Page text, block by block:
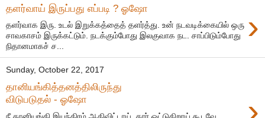
தளர்வாய் இருப்பது எப்படி ? ஓஷோ ›
தளர்வாக இரு. உடல் இறுக்கத்தைத் தளர்த்து. உன் நடவடிக்கையில் ஒரு
சாவகாசம் இருக்கட்டும். நடக்கும்போது இலகுவாக நட. சாப்பிடும்போது
நிதானமாகச் ச...
Sunday, October 22, 2017
தானியங்கித்தனத்திலிருந்து
விடுபடுதல் - ஓஷோ
நீ தானியங்கி இயந்திரம் ஆகிவிட்டாய். கார் ஓட்டுகிறாய் கூடவே